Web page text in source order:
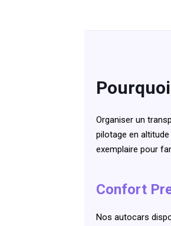
Organiser un
pilotage en
exemplaire pour
Confort
Nos autocars